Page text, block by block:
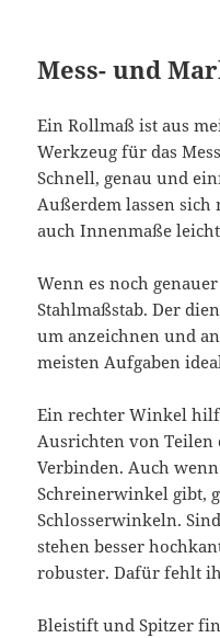
Mess- und
Ein Rollmaß ist aus
Werkzeug für das
Schnell, genau und
Außerdem lassen
auch Innenmaße
Wenn es noch
Stahlmaßstab. Der
um anzeichnen und
meisten Aufgaben
Ein rechter Winkel
Ausrichten von Teilen
Verbinden. Auch
Schreinerwinkel gibt,
Schlosserwinkeln.
stehen besser
robuster. Dafür fehlt
Bleistift und Spitzer